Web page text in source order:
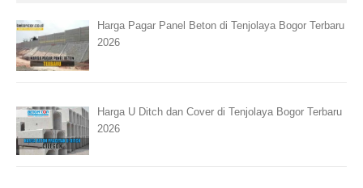
Harga Pagar Panel Beton di Tenjolaya Bogor Terbaru
2026
Harga U Ditch dan Cover di Tenjolaya Bogor Terbaru
2026